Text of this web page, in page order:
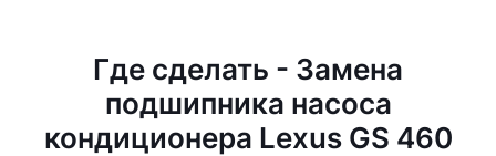
Где сделать - Замена
подшипника насоса
кондиционера Lexus GS 460